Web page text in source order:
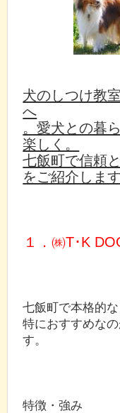
犬のしつけ教
へ
。愛犬との暮
楽しく。
七飯町で信頼
をご紹介します
１．㈱T･K
七飯町で本格的
特におすすめな
す。
特徴・強み